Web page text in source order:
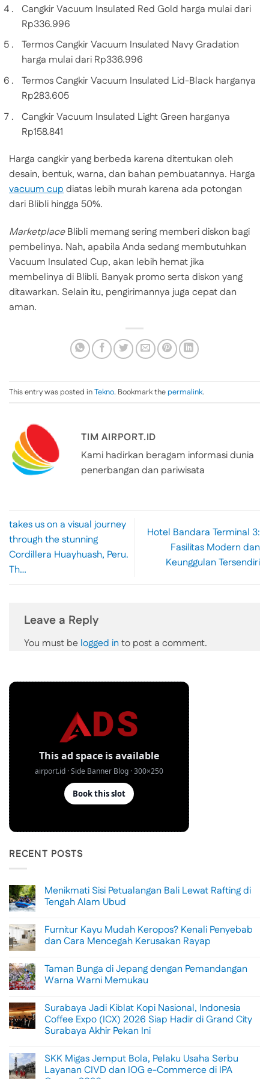
Cangkir Vacuum Insulated Red Gold harga mulai dari
Rp336.996
Termos Cangkir Vacuum Insulated Navy Gradation
harga mulai dari Rp336.996
Termos Cangkir Vacuum Insulated Lid-Black harganya
Rp283.605
Cangkir Vacuum Insulated Light Green harganya
Rp158.841
Harga cangkir yang berbeda karena ditentukan oleh
desain, bentuk, warna, dan bahan pembuatannya. Harga
vacuum cupdiatas lebih murah karena ada potongan
dari Blibli hingga 50%.
MarketplaceBlibli memang sering memberi diskon bagi
pembelinya. Nah, apabila Anda sedang membutuhkan
Vacuum Insulated Cup, akan lebih hemat jika
membelinya di Blibli. Banyak promo serta diskon yang
ditawarkan. Selain itu, pengirimannya juga cepat dan
aman.
This entry was posted inTekno. Bookmark thepermalink.
TIM AIRPORT.ID
Kami hadirkan beragam informasi dunia
penerbangan dan pariwisata
takes us on a visual journey
through the stunning
Cordillera Huayhuash, Peru.
Th…
Hotel Bandara Terminal 3:
Fasilitas Modern dan
Keunggulan Tersendiri
Leave a Reply
You must be logged in to post a comment.
RECENT POSTS
Menikmati Sisi Petualangan Bali Lewat Rafting di
Tengah Alam Ubud
on
Menikmati
Sisi
Lewat
Rafting
di
Ubud
Furnitur Kayu Mudah Keropos? Kenali Penyebab
dan Cara Mencegah Kerusakan Rayap
on
Furnitur
Kayu
Kenali
Penyebab
dan
Cara
Rayap
Taman Bunga di Jepang dengan Pemandangan
Warna Warni Memukau
on
Taman
Bunga
di
Pemandangan
Warna
Warni
Surabaya Jadi Kiblat Kopi Nasional, Indonesia
Coffee Expo (ICX) 2026 Siap Hadir di Grand City
Surabaya Akhir Pekan Ini
on
Surabaya
Jadi
SKK Migas Jemput Bola, Pelaku Usaha Serbu
Layanan CIVD dan IOG e-Commerce di IPA